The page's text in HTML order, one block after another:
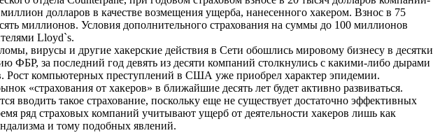
долларов в качестве возмещения ущерба, нанесенного хакером. Взнос в 75
миллионов. Условия дополнительного страхования на суммы до 100 миллионов
Lloyd`s.
вирусы и другие хакерские действия в Сети обошлись мировому бизнесу в десятки
ФБР, за последний год девять из десяти компаний столкнулись с какими-либо дырами
Рост компьютерных преступлений в США уже приобрел характер эпидемии.
«страхования от хакеров» в ближайшие десять лет будет активно развиваться.
вводить такое страхование, поскольку еще не существует достаточно эффективных
ряд страховых компаний учитывают ущерб от деятельности хакеров лишь как
и тому подобных явлений.